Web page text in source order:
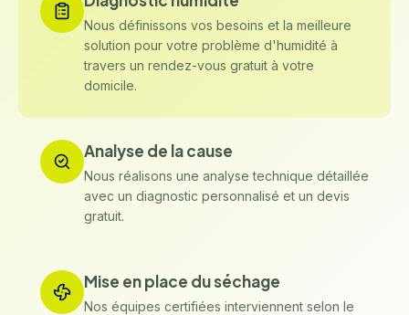
Nous définissons vos besoins et la meilleure
solution pour votre problème d'humidité à
travers un rendez-vous gratuit à votre
domicile.
Analyse de la cause
Nous réalisons une analyse technique détaillée
avec un diagnostic personnalisé et un devis
gratuit.
Mise en place du séchage
Nos équipes certifiées interviennent selon le